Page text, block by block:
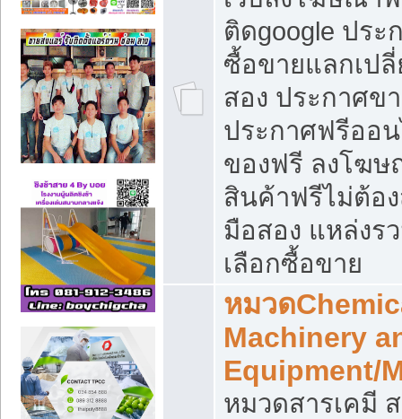
ติดgoogle ปร
ซื้อขายแลกเป
สอง ประกาศข
ประกาศฟรีออ
ของฟรี ลงโฆ
สินค้าฟรีไม่ต้อ
มือสอง แหล่งร
เลือกซื้อขาย
หมวด
Machinery
Equipment/
หมวดสารเคมี